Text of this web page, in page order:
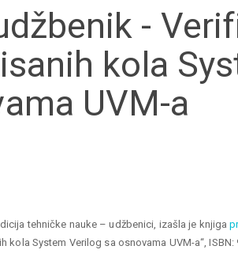
-
kola
UVM-a
tehničke nauke – udžbenici, izašla je knjiga
kola System Verilog sa osnovama UVM-a“, ISBN: